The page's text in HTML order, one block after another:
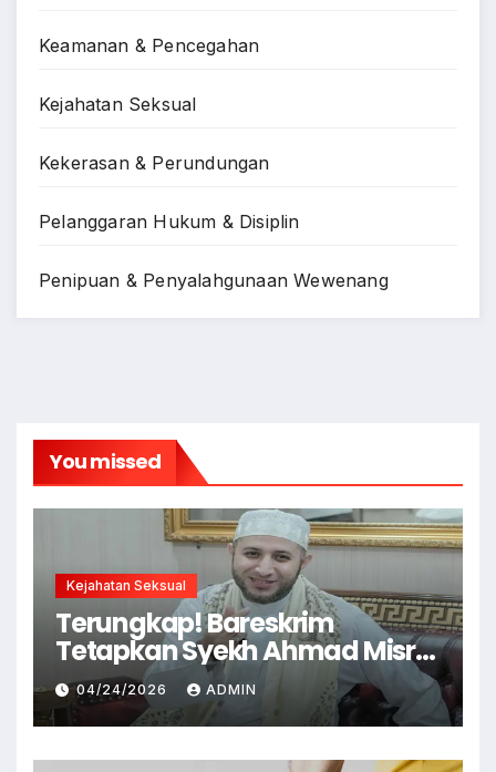
Keamanan & Pencegahan
Kejahatan Seksual
Kekerasan & Perundungan
Pelanggaran Hukum & Disiplin
Penipuan & Penyalahgunaan Wewenang
You missed
Kejahatan Seksual
Terungkap! Bareskrim
Tetapkan Syekh Ahmad Misry
Tersangka, Kasus Dugaan
Pelecehan Seksual
04/24/2026 ADMIN